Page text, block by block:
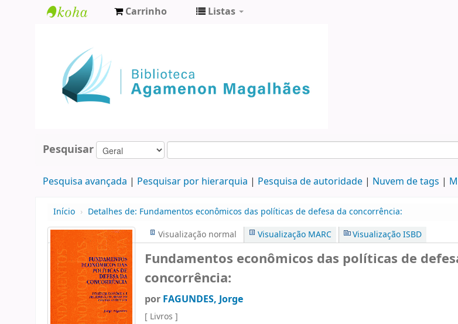
Agamenon
Magalhães
Carrinho Listas
Pesquisar
Pesquisa avançada Pesquisar por hierarquia Pesquisa de autoridade Nuvem de tags
Início › Detalhes de: Fundamentos econômicos das políticas de defesa da concorrência:
Visualização normal
Visualização MARC Visualização ISBD
Fundamentos econômicos das políticas de
concorrência:
por FAGUNDES, Jorge
[ Livros ]